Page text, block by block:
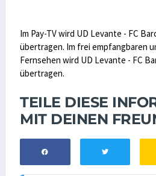
Im Pay-TV wird UD Levante - FC
übertragen. Im frei empfangbaren
Fernsehen wird UD Levante - FC
übertragen.
TEILE DIESE
MIT DEINEN